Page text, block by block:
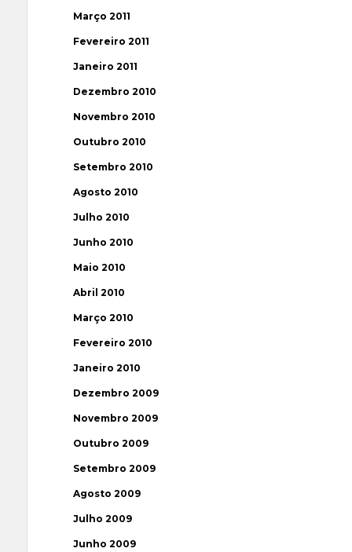
Março 2011
Fevereiro 2011
Janeiro 2011
Dezembro 2010
Novembro 2010
Outubro 2010
Setembro 2010
Agosto 2010
Julho 2010
Junho 2010
Maio 2010
Abril 2010
Março 2010
Fevereiro 2010
Janeiro 2010
Dezembro 2009
Novembro 2009
Outubro 2009
Setembro 2009
Agosto 2009
Julho 2009
Junho 2009